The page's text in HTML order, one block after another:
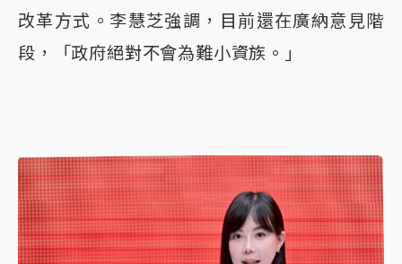
改革方式。李慧芝強調，目前還在廣納意見階
段，「政府絕對不會為難小資族。」